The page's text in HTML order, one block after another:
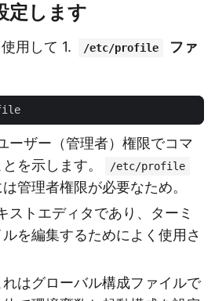
定します
用して 1. /etc/profile
ファ
ーザー（管理者）権限でコマ
を示します。
/etc/profile
管理者権限が必要なため。
ストエディタであり、ターミ
を編集するためによく使用さ
れはグローバル構成ファイルで